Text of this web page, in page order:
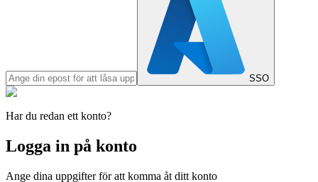
SSO
Har du redan ett konto?
Logga in på konto
Ange dina uppgifter för att komma åt ditt konto